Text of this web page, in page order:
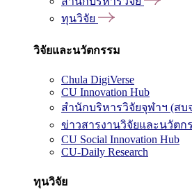
ทุนวิจัย
วิจัยและนวัตกรรม
Chula DigiVerse
CU Innovation Hub
สำนักบริหารวิจัยจุฬาฯ (สบ
ข่าวสารงานวิจัยและนวัตก
CU Social Innovation Hub
CU-Daily Research
ทุนวิจัย